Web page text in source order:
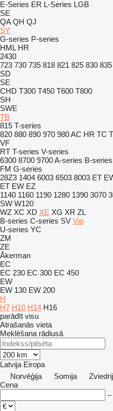
E-Series ER L-Series LGB
SE
QA QH QJ
SY
G-series P-series
HML HR
2430
723 730 735 818 821 825 830 835
SD
SE
CHD T300 T450 T600 T800
SH
SWE
TB
815 T-series
820 880 890 970 980AC HR TC
VF
RT T-series V-series
6300 8700 9700A-series B-series
FM G-series
28Z3 1404 6003 6503 8003 ET
ET EW EZ
1140 1160 1190 1280 1390 3070
SW W120
WZ XC XD XE XG XR ZL
B-series C-series SV Vio
U-series YC
ZM
ZE
Åkerman
EC
EC 230 EC 300 EC 450
EW
EW 130 EW 200
H
H7 H10 H14 H16
parādīt visu
Atrašanās vieta
Meklēšana rādiusā
Latvija Eiropa
Norvēģija
Somija
Cena
–